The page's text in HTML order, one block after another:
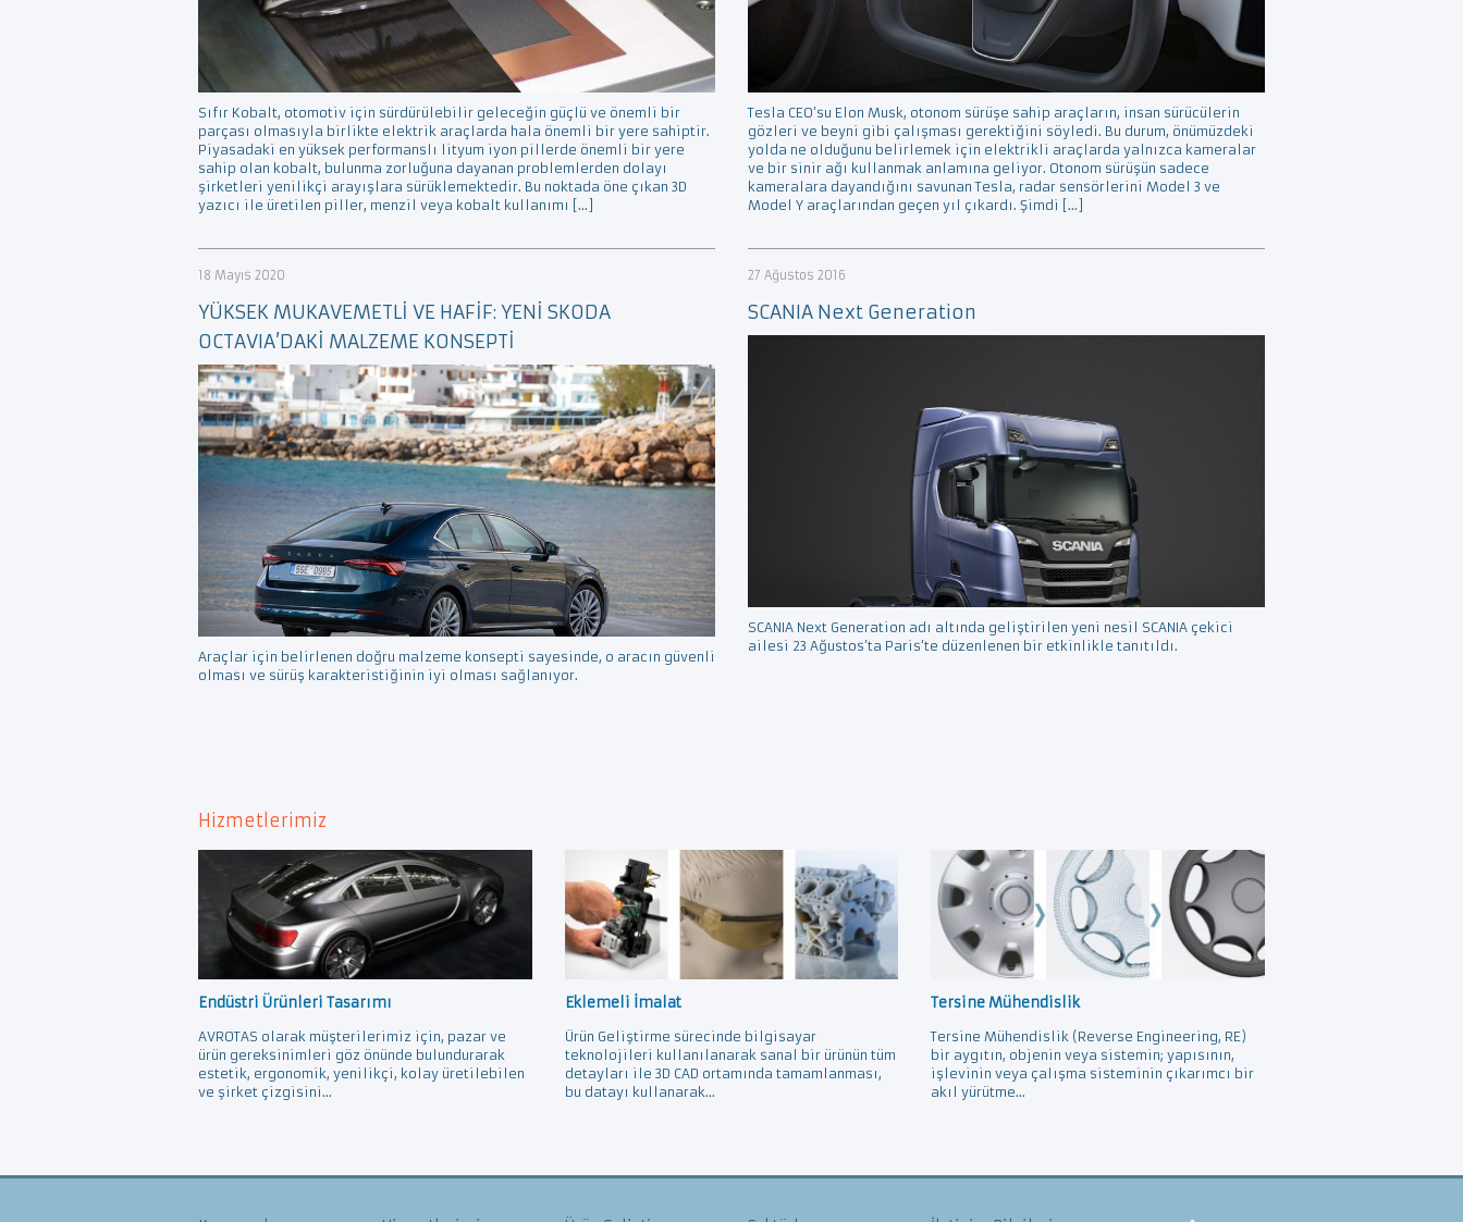
Sıfır Kobalt, otomotiv için sürdürülebilir geleceğin güçlü ve önemli bir
parçası olmasıyla birlikte elektrik araçlarda hala önemli bir yere sahiptir.
Piyasadaki en yüksek performanslı lityum iyon pillerde önemli bir yere
sahip olan kobalt, bulunma zorluğuna dayanan problemlerden dolayı
şirketleri yenilikçi arayışlara sürüklemektedir. Bu noktada öne çıkan 3D
yazıcı ile üretilen piller, menzil veya kobalt kullanımı […]
Tesla CEO’su Elon Musk, otonom sürüşe sahip araçların, insan sürücülerin
gözleri ve beyni gibi çalışması gerektiğini söyledi. Bu durum, önümüzdeki
yolda ne olduğunu belirlemek için elektrikli araçlarda yalnızca kameralar
ve bir sinir ağı kullanmak anlamına geliyor. Otonom sürüşün sadece
kameralara dayandığını savunan Tesla, radar sensörlerini Model 3 ve
Model Y araçlarından geçen yıl çıkardı. Şimdi […]
18 Mayıs 2020
YÜKSEK MUKAVEMETLİ VE HAFİF: YENİ SKODA
OCTAVIA’DAKİ MALZEME KONSEPTİ
Araçlar için belirlenen doğru malzeme konsepti sayesinde, o aracın güvenli
olması ve sürüş karakteristiğinin iyi olması sağlanıyor.
27 Ağustos 2016
SCANIA Next Generation
SCANIA Next Generation adı altında geliştirilen yeni nesil SCANIA çekici
ailesi 23 Ağustos’ta Paris’te düzenlenen bir etkinlikle tanıtıldı.
Hizmetlerimiz
Endüstri Ürünleri Tasarımı
AVROTAS olarak müşterilerimiz için, pazar ve
ürün gereksinimleri göz önünde bulundurarak
estetik, ergonomik, yenilikçi, kolay üretilebilen
ve şirket çizgisini...
Eklemeli İmalat
Ürün Geliştirme sürecinde bilgisayar
teknolojileri kullanılanarak sanal bir ürünün tüm
detayları ile 3D CAD ortamında tamamlanması,
bu datayı kullanarak...
Tersine Mühendislik
Tersine Mühendislik (Reverse Engineering, RE)
bir aygıtın, objenin veya sistemin; yapısının,
işlevinin veya çalışma sisteminin çıkarımcı bir
akıl yürütme...